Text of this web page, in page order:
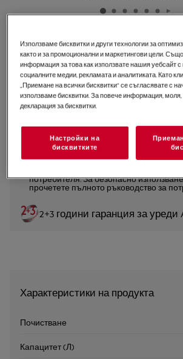
TE7PB63ZAB
Фурна 7000 MealAssist
4.9 (88)
Инструкциите за безопасност и
безопасност съгласно регламент на
потребителя. За безопасно
прочетете пълното ръководство за
2+3 години гаранция за уреди
Характеристики на продукта
Почистване
Капацитет (Л)
Използваме бисквитки и други технологии за
както и за промоционални и маркетингови цели.
информация за това как използвате нашия уебсайт
социалните медии, рекламата и аналитиката. Като
„Приемане на всички бисквитки“ се съгласявате с
използваме бисквитки. За повече информация,
декларация за бисквитки.
Настройки на
бисквитките